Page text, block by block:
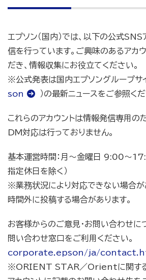
エプソン（国内）では、以下の公式
信を行っています。ご興味のあるアカ
だき、情報収集にお役立てください。
※公式発表は国内エプソングループサイ
son
）の最新ニュースをご参照くだ
これらのアカウントは情報発信専用の
DM対応は行っておりません。
基本運営時間：月～金曜日 9:00～
指定休日を除く）
※業務状況により対応できない場合が
時間外に投稿する場合があります。
お客様からのご意見・お問い合わせに
問い合わせ窓口をご利用ください。
corporate.epson/ja/
※ORIENT STAR／Orientに関する